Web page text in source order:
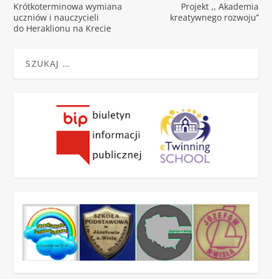
Krótkoterminowa wymiana
uczniów i nauczycieli
do Heraklionu na Krecie
Projekt ,, Akademia
kreatywnego rozwoju’’